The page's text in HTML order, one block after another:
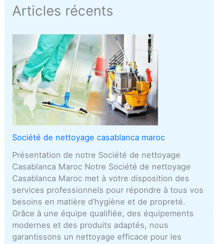
Articles récents
Société de nettoyage casablanca maroc
Présentation de notre Société de nettoyage
Casablanca Maroc Notre Société de nettoyage
Casablanca Maroc met à votre disposition des
services professionnels pour répondre à tous vos
besoins en matière d’hygiène et de propreté.
Grâce à une équipe qualifiée, des équipements
modernes et des produits adaptés, nous
garantissons un nettoyage efficace pour les